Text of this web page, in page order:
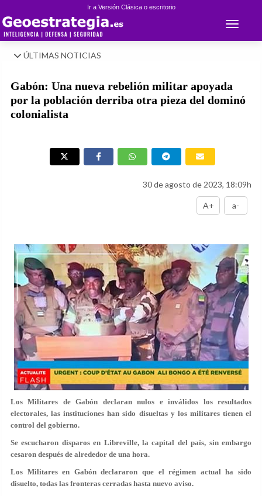
Ir a Versión Clásica o escritorio
Toggle
ÚLTIMAS NOTICIAS
Gabón: Una nueva rebelión militar apoyada
por la población derriba otra pieza del dominó
colonialista
30 de agosto de 2023, 18:09h
A+ a-
Los Militares de Gabón declaran nulos e inválidos los resultados
electorales, las instituciones han sido disueltas y los militares tienen el
control del gobierno.
Se escucharon disparos en Libreville, la capital del país, sin embargo
cesaron después de alrededor de una hora.
Los Militares en Gabón declararon que el régimen actual ha sido
disuelto, todas las fronteras cerradas hasta nuevo aviso.